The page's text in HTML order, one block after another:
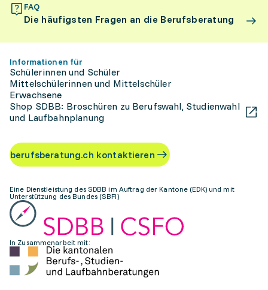
FAQ
Die häufigsten Fragen an die Berufsberatung
Informationen für
Schülerinnen und Schüler
Mittelschülerinnen und Mittelschüler
Erwachsene
Shop SDBB: Broschüren zu Berufswahl, Studienwahl
und Laufbahnplanung
berufsberatung.ch kontaktieren
Eine Dienstleistung des SDBB im Auftrag der Kantone (EDK) und mit
Unterstützung des Bundes (SBFI)
In Zusammenarbeit mit: